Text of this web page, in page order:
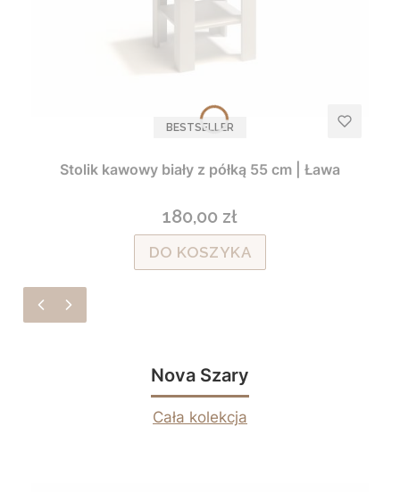
BESTSELLER
Stolik kawowy biały z półką 55 cm | Ława
Cena
180,00 zł
DO KOSZYKA
Nova Szary
Cała kolekcja